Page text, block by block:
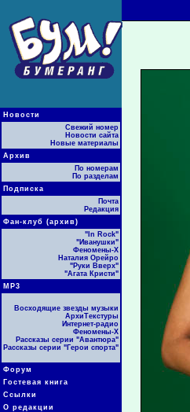
Новости
Свежий номер
Новости сайта
Новые материалы
Архив
По номерам
По разделам
Подписка
Почта
Редакция
Фан-клуб (архив)
"In Rock"
"Иванушки"
Феномены-Х
Наталия Орейро
"Руки Вверх"
"Агата Кристи"
МР3
Восходящие звезды музыки
АрхиТекстуры
Интернет-радио
Феномены-Х
Рассказы серии "Авантюра"
Рассказы серии "Герои спорта"
Форум
Гостевая книга
Ссылки
О редакции